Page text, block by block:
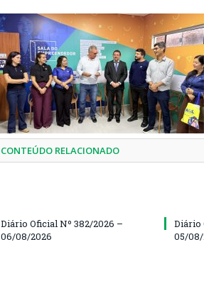
CONTEÚDO RELACIONADO
Diário Oficial Nº 382/2026 –
06/08/2026
Diário
05/08/